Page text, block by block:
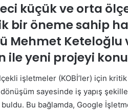
küçük ve orta
bir öneme sahip
Mehmet Keteloğlu
ile yeni projeyi
işletmeler (KOBİ’ler) için
sayesinde iş yapış
buldu. Bu bağlamda, Google